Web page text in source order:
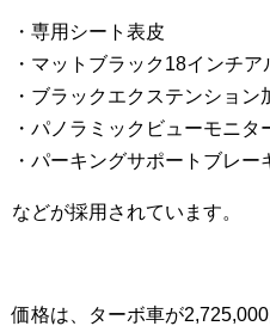
・専用シート表皮
・マットブラック18インチ
・ブラックエクステンション
・パノラミックビューモニタ
・パーキングサポートブレー
などが採用されています。
価格は、ターボ車が